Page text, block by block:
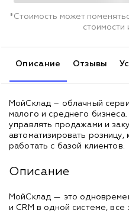
*Стоимость может
стоимости
Описание Отзывы
МойСклад – облачный
малого и среднего
управлять продажами и
автоматизировать
работать с базой клиентов.
Описание
МойСклад — это
и CRM в одной системе,